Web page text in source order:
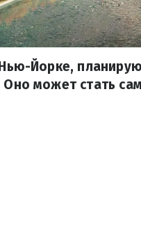
Йорке,
Оно может стать